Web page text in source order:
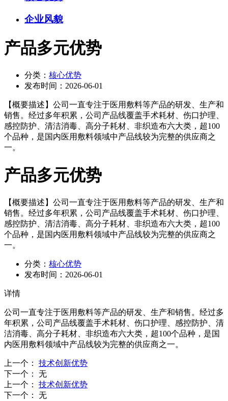
企业风貌
产品多元优势
分类： 核心优势
发布时间： 2026-06-01
【概要描述】 公司一直专注于医用敷料等产品的研发、生产和
销售。经过多年积累，公司产品线覆盖手术耗材、伤口护理、
感控防护、清洁消毒、高分子耗材、非织造布六大类，超100
个品种，是国内医用敷料领域中产品线较为完整的供应商之
一。
产品多元优势
【概要描述】 公司一直专注于医用敷料等产品的研发、生产和
销售。经过多年积累，公司产品线覆盖手术耗材、伤口护理、
感控防护、清洁消毒、高分子耗材、非织造布六大类，超100
个品种，是国内医用敷料领域中产品线较为完整的供应商之
一。
分类： 核心优势
发布时间： 2026-06-01
详情
公司一直专注于医用敷料等产品的研发、生产和销售。经过多
年积累，公司产品线覆盖手术耗材、伤口护理、感控防护、清
洁消毒、高分子耗材、非织造布六大类，超100个品种，是国
内医用敷料领域中产品线较为完整的供应商之一。
上一个 ：
技术创新优势
下一个 ：
无
上一个 ：
技术创新优势
下一个 ： 无